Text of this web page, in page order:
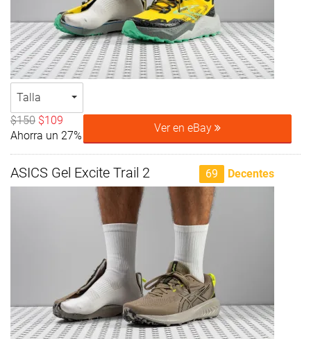
Talla
$150 $109
Ahorra un 27%
Ver en eBay
ASICS Gel Excite Trail 2 69 Decentes